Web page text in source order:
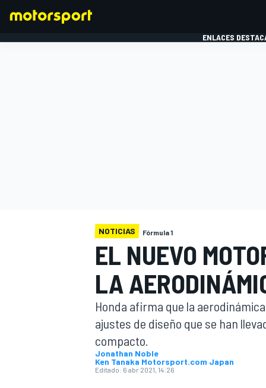
ENLACES
NOTICIAS Fórmula 1
EL NUEVO
LA
Honda afirma que la
ajustes de diseño que se han
compacto.
Jonathan Noble
Ken Tanaka Motorsport.com Japan
Editado: 6 abr 2021, 14:26